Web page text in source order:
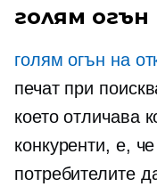
голям
голям огън на
печат при
което отличава
конкуренти, е,
потребителите